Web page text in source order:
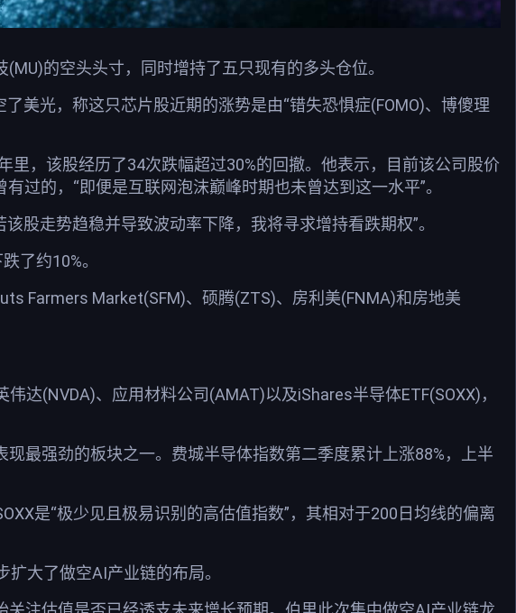
的空头头寸，同时增持了五只现有的多头仓位。
美光，称这只芯片股近期的涨势是由“错失恐惧症(FOMO)、博傻理
里，该股经历了34次跌幅超过30%的回撤。他表示，目前该公司股价
过的，“即便是互联网泡沫巅峰时期也未曾达到这一水平”。
股走势趋稳并导致波动率下降，我将寻求增持看跌期权”。
了约10%。
Farmers Market(SFM)、硕腾(ZTS)、房利美(FNMA)和房地美
达(NVDA)、应用材料公司(AMAT)以及iShares半导体ETF(SOXX)，
最强劲的板块之一。费城半导体指数第二季度累计上涨88%，上半
是“极少见且极易识别的高估值指数”，其相对于200日均线的偏离
大了做空AI产业链的布局。